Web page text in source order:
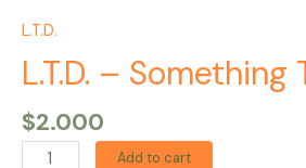
L.T.D.
L.T.D. – Something
$2.000
Add to cart